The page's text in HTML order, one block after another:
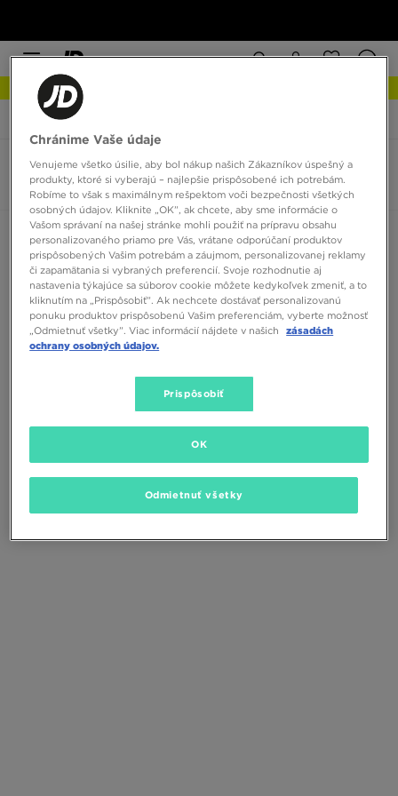
JD Sports Nike Air Huarache
Nike Air Huarache
0 produktov
Zoradiť:Odporúčané Filtrovať
Žiadne produkty na zobrazenie
Zmeňte kritériá vyhľadávania alebo
odstráňte vybrané filtre
Chránime Vaše údaje
Venujeme všetko úsilie, aby bol nákup našich Zákazníkov úspešný a
produkty, ktoré si vyberajú – najlepšie prispôsobené ich potrebám.
Robíme to však s maximálnym rešpektom voči bezpečnosti všetkých
osobných údajov. Kliknite „OK”, ak chcete, aby sme informácie o
Vašom správaní na našej stránke mohli použiť na prípravu obsahu
personalizovaného priamo pre Vás, vrátane odporúčaní produktov
prispôsobených Vašim potrebám a záujmom, personalizovanej reklamy
či zapamätania si vybraných preferencií. Svoje rozhodnutie aj
nastavenia týkajúce sa súborov cookie môžete kedykoľvek zmeniť, a to
kliknutím na „Prispôsobiť”. Ak nechcete dostávať personalizovanú
ponuku produktov prispôsobenú Vašim preferenciám, vyberte možnosť
„Odmietnuť všetky”. Viac informácií nájdete v našich
zásadách
ochrany osobných údajov.
Prispôsobiť
Odmietnuť všetky
OK